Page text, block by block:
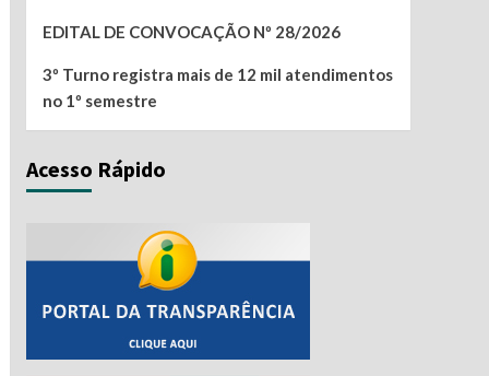
EDITAL DE CONVOCAÇÃO Nº 28/2026
3º Turno registra mais de 12 mil atendimentos
no 1º semestre
Acesso Rápido